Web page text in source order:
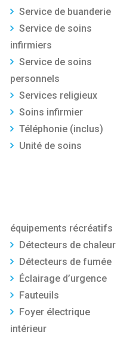
Service de buanderie
Service de soins
infirmiers
Service de soins
personnels
Services religieux
Soins infirmier
Téléphonie (inclus)
Unité de soins
équipements récréatifs
Détecteurs de chaleur
Détecteurs de fumée
Éclairage d’urgence
Fauteuils
Foyer électrique
intérieur